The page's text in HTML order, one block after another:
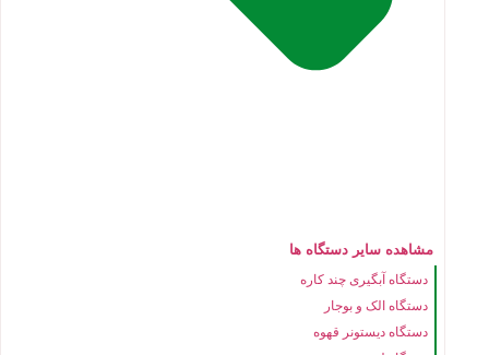
مشاهده سایر دستگاه ها
دستگاه آبگیری چند کاره
دستگاه الک و بوجار
دستگاه دیستونر قهوه